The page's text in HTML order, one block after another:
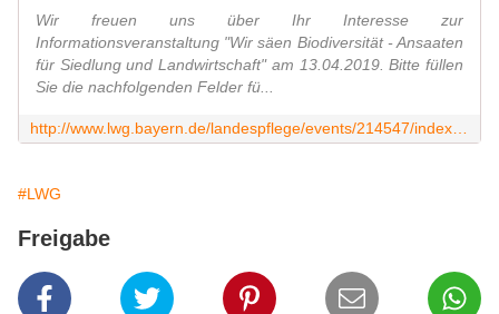
Wir freuen uns über Ihr Interesse zur
Informationsveranstaltung "Wir säen Biodiversität - Ansaaten
für Siedlung und Landwirtschaft" am 13.04.2019. Bitte füllen
Sie die nachfolgenden Felder fü...
#LWG
Freigabe